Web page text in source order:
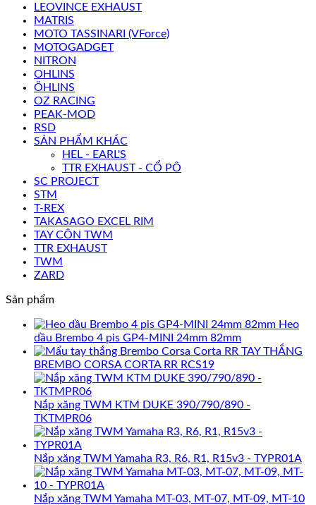
LEOVINCE EXHAUST
MATRIS
MOTO TASSINARI (VForce)
MOTOGADGET
NITRON
OHLINS
ÖHLINS
OZ RACING
PEAK-MOD
RSD
SẢN PHẨM KHÁC
HEL - EARL'S
TTR EXHAUST - CỔ PÔ
SC PROJECT
STM
T-REX
TAKASAGO EXCEL RIM
TAY CÔN TWM
TTR EXHAUST
TWM
ZARD
Sản phẩm
Heo
dầu Brembo 4 pis GP4-MINI 24mm 82mm
TAY THẮNG
BREMBO CORSA CORTA RR RCS19
Nắp xăng TWM KTM DUKE 390/790/890 -
TKTMPR06
Nắp xăng TWM Yamaha R3, R6, R1, R15v3 - TYPR01A
Nắp xăng TWM Yamaha MT-03, MT-07, MT-09, MT-10